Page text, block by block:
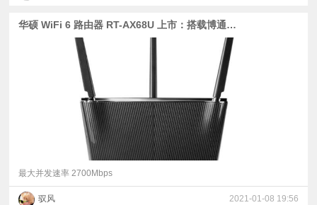
华硕 WiFi 6 路由器 RT-AX68U 上市：搭载博通芯片，预售价 999 元
最大并发速率 2700Mbps
驭风 2021-01-08 19:56